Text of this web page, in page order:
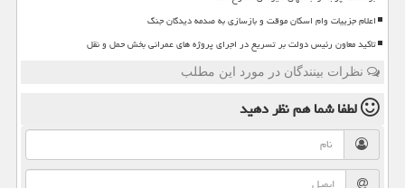
اعلام جزییات وام اسکان موقت و بازسازی به صدمه دیدگان جنگ
تاکید معاون رئیس دولت بر تسریع در اجرای پروژه های عمرانی بخش حمل و نقل
نظرات بینندگان در مورد این مطلب
لطفا شما همنظر دهید